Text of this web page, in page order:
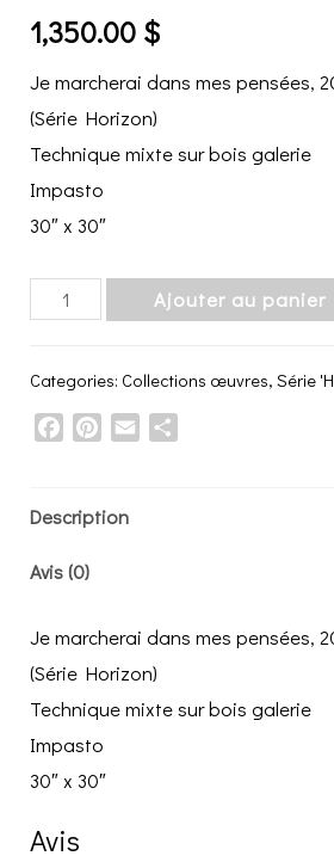
1,350.00 $
Je marcherai dans mes pensées,
(Série Horizon)
Technique mixte sur bois galerie
Impasto
30″ x 30″
pensées,
quantity
Ajouter au panier
Categories: Collections œuvres,Série
FacebookPinterest
Email
Description
Avis (0)
Je marcherai dans mes pensées,
(Série Horizon)
Technique mixte sur bois galerie
Impasto
30″ x 30″
Avis